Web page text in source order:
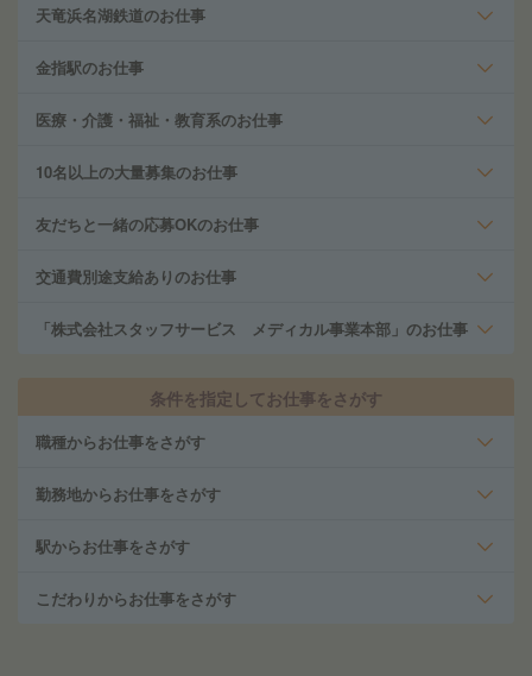
天竜浜名湖鉄道のお仕事
金指駅のお仕事
医療・介護・福祉・教育系のお仕事
10名以上の大量募集のお仕事
友だちと一緒の応募OKのお仕事
交通費別途支給ありのお仕事
「株式会社スタッフサービス メディカル事業本部」のお仕事
条件を指定してお仕事をさがす
職種からお仕事をさがす
勤務地からお仕事をさがす
駅からお仕事をさがす
こだわりからお仕事をさがす